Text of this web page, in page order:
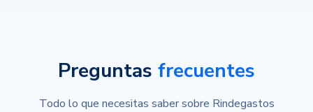
Preguntas frecuentes
Todo lo que necesitas saber sobre Rindegastos